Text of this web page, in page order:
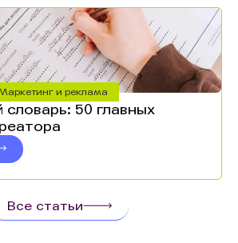
и реклама
50 главных
Все статьи